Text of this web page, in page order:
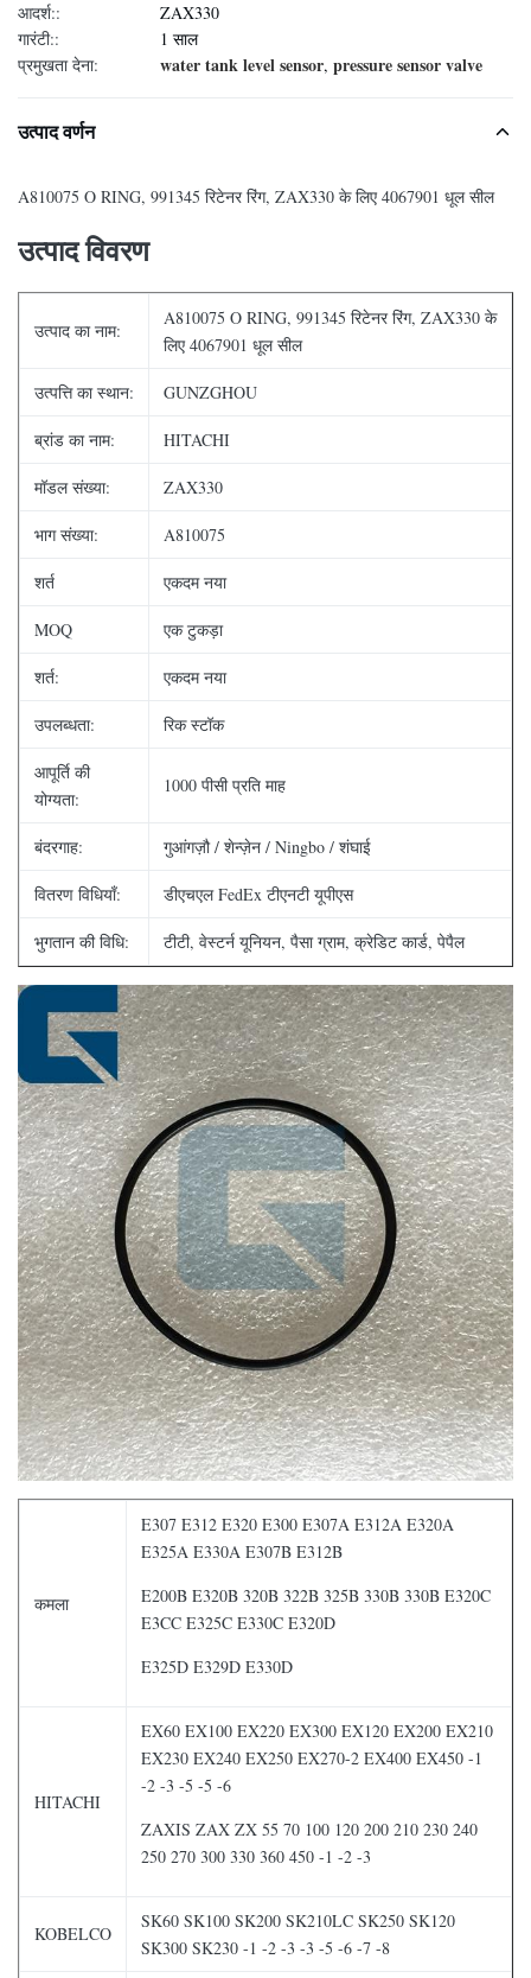
आदर्श::
ZAX330
गारंटी::
1 साल
प्रमुखता देना:
water tank level sensor, pressure sensor valve
उत्पाद वर्णन
A810075 O RING, 991345 रिटेनर रिंग, ZAX330 के लिए 4067901 धूल सील
उत्पाद विवरण
उत्पाद का नाम:
A810075 O RING, 991345 रिटेनर रिंग, ZAX330 के
लिए 4067901 धूल सील
उत्पत्ति का स्थान: GUNZGHOU
ब्रांड का नाम: HITACHI
मॉडल संख्या: ZAX330
भाग संख्या: A810075
शर्त एकदम नया
MOQ एक टुकड़ा
शर्त: एकदम नया
उपलब्धता: रिक स्टॉक
आपूर्ति की
योग्यता:
1000 पीसी प्रति माह
बंदरगाह: गुआंगज़ौ / शेन्ज़ेन / Ningbo / शंघाई
वितरण विधियाँ: डीएचएल FedEx टीएनटी यूपीएस
भुगतान की विधि: टीटी, वेस्टर्न यूनियन, पैसा ग्राम, क्रेडिट कार्ड, पेपैल
कमला
E307 E312 E320 E300 E307A E312A E320A
E325A E330A E307B E312B
E200B E320B 320B 322B 325B 330B 330B E320C
E3CC E325C E330C E320D
E325D E329D E330D
HITACHI
EX60 EX100 EX220 EX300 EX120 EX200 EX210
EX230 EX240 EX250 EX270-2 EX400 EX450 -1
-2 -3 -5 -5 -6
ZAXIS ZAX ZX 55 70 100 120 200 210 230 240
250 270 300 330 360 450 -1 -2 -3
KOBELCO
SK60 SK100 SK200 SK210LC SK250 SK120
SK300 SK230 -1 -2 -3 -3 -5 -6 -7 -8